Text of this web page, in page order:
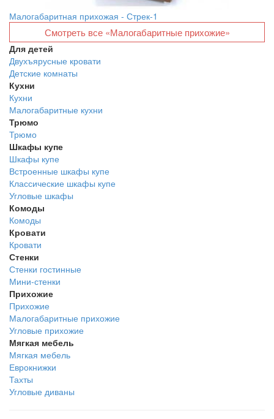
Малогабаритная прихожая - Стрек-1
Смотреть все «Малогабаритные прихожие»
Для детей
Двухъярусные кровати
Детские комнаты
Кухни
Кухни
Малогабаритные кухни
Трюмо
Трюмо
Шкафы купе
Шкафы купе
Встроенные шкафы купе
Классические шкафы купе
Угловые шкафы
Комоды
Комоды
Кровати
Кровати
Стенки
Стенки гостинные
Мини-стенки
Прихожие
Прихожие
Малогабаритные прихожие
Угловые прихожие
Мягкая мебель
Мягкая мебель
Еврокнижки
Тахты
Угловые диваны